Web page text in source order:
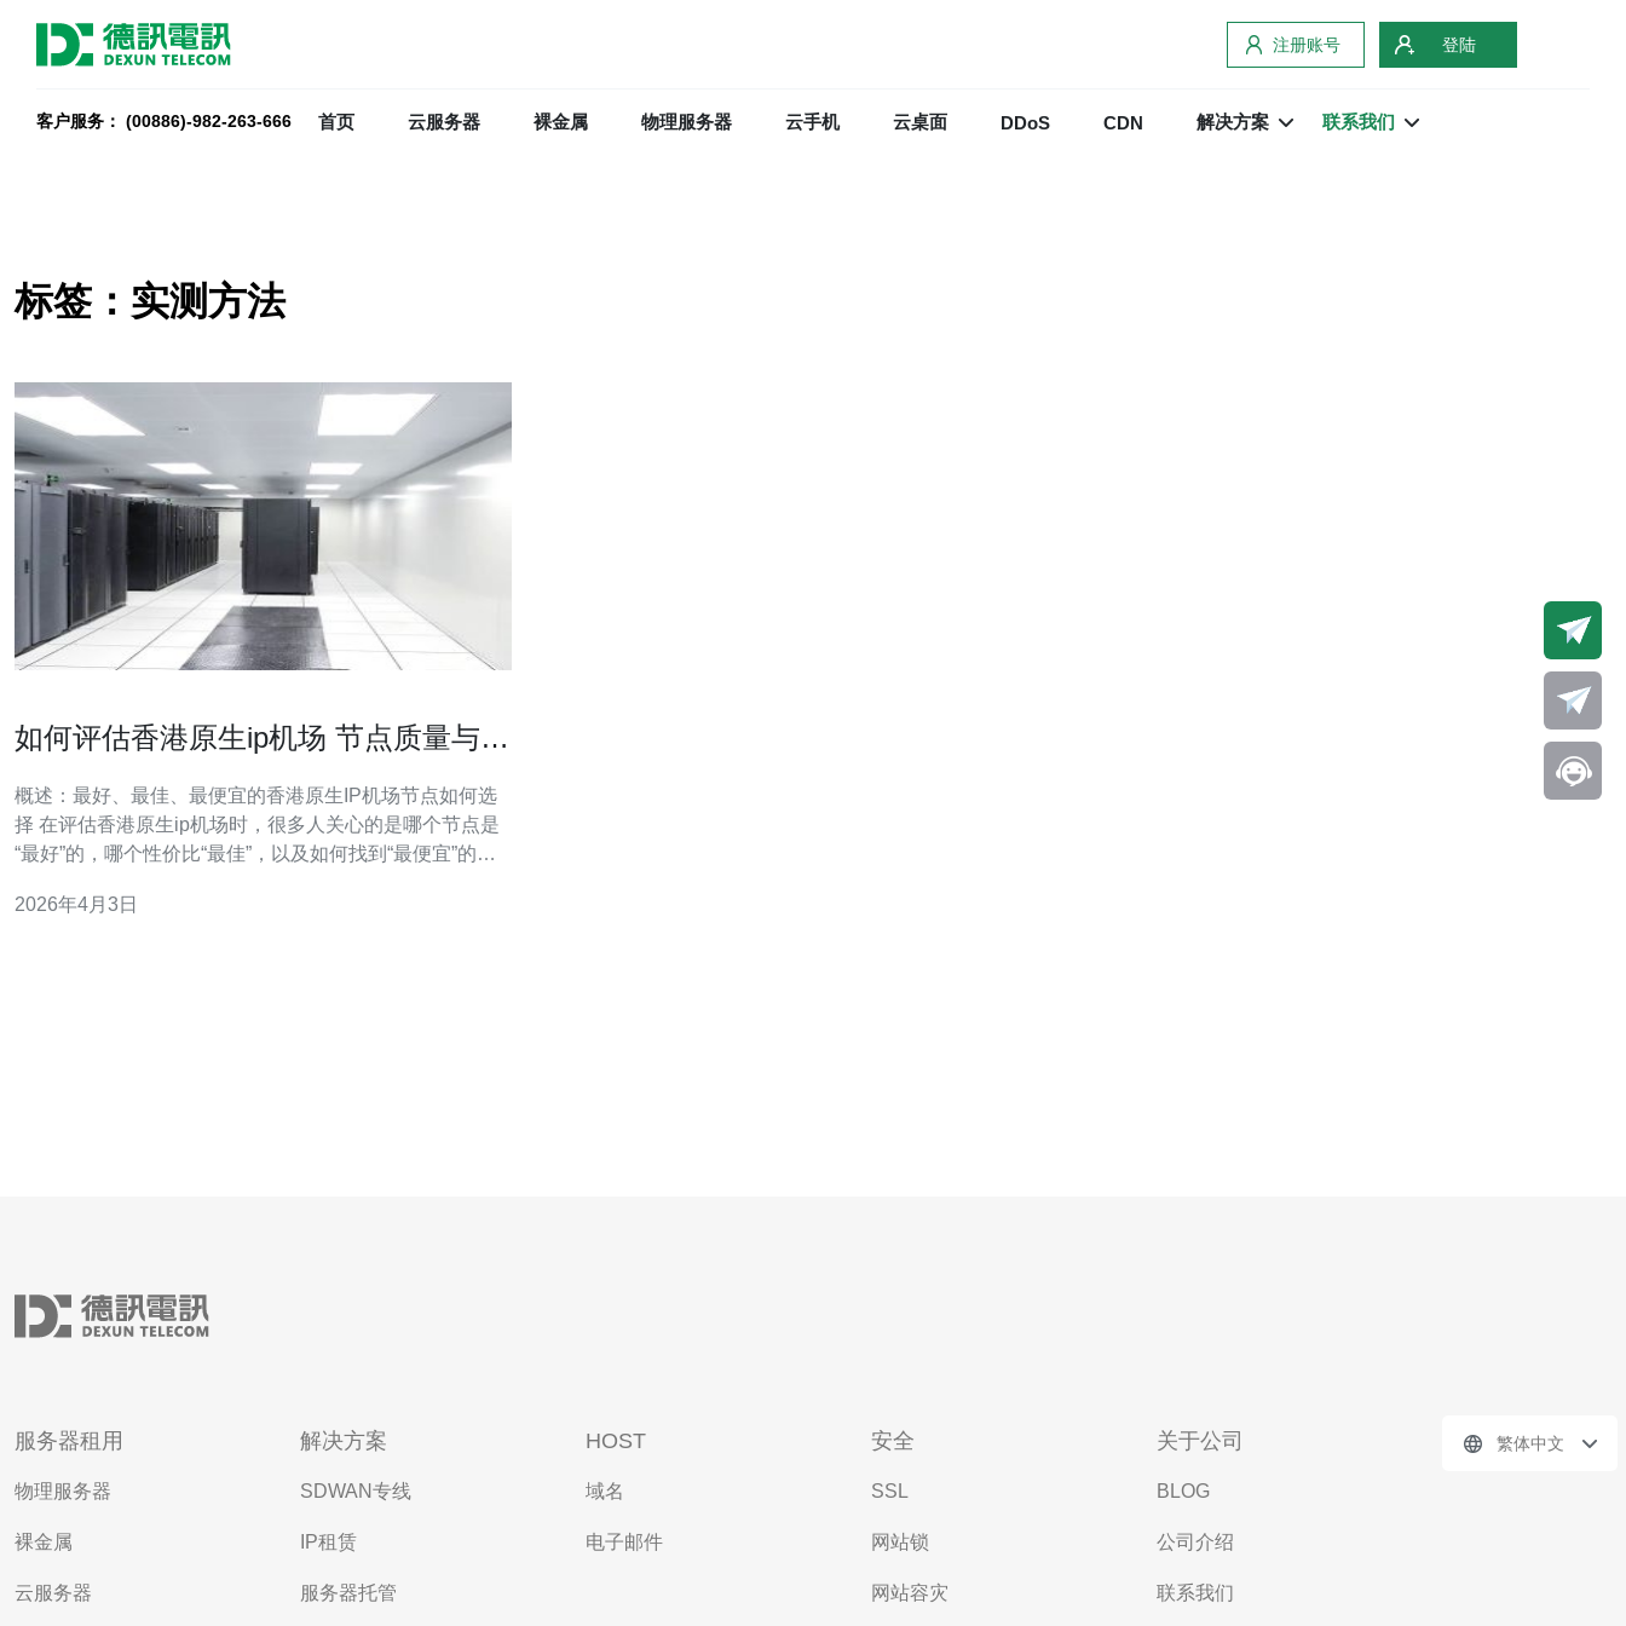
注册账号 登陆
客户服务： (00886)-982-263-666 首页 云服务器 裸金属 物理服务器 云手机 云桌面 DDoS CDN 解决方案 联系我们
标签：实测方法
如何评估香港原生ip机场 节点质量与带
概述：最好、最佳、最便宜的香港原生IP机场节点如何选
择 在评估香港原生ip机场时，很多人关心的是哪个节点是
“最好”的，哪个性价比“最佳”，以及如何找到“最便宜”的可
过一套可重复的实测方法来衡量节点质量与带宽稳定性，
2026年4月3日
服务器租用
物理服务器
裸金属
云服务器
解决方案
SDWAN专线
IP租赁
服务器托管
HOST
域名
电子邮件
安全
SSL
网站锁
网站容灾
关于公司
BLOG
公司介绍
联系我们
繁体中文